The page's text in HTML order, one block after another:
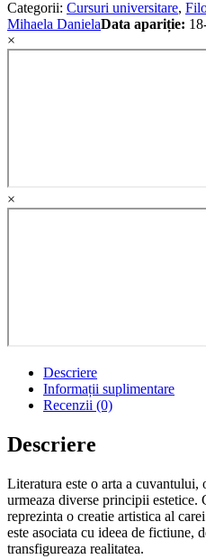
Categorii: Cursuri universitare,
Mihaela DanielaData apariție:
×
×
Descriere
Informații suplimentare
Recenzii (0)
Descriere
Literatura este o arta a cuvantului,
urmeaza diverse principii
reprezinta o creatie artistica al
este asociata cu ideea de fictiune,
transfigureaza realitatea.